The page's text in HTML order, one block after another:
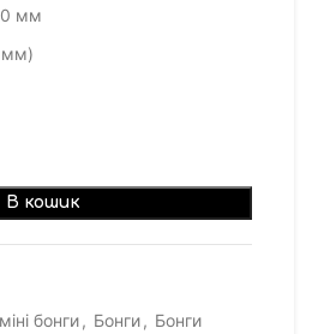
мм
мм)
В кошик
бонги, Бонги, Бонги